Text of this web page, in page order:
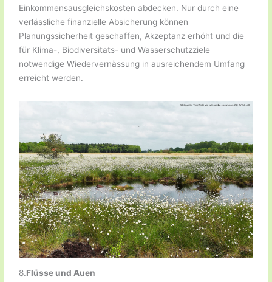
Einkommensausgleichskosten abdecken. Nur durch eine
verlässliche finanzielle Absicherung können
Planungssicherheit geschaffen, Akzeptanz erhöht und die
für Klima-, Biodiversitäts- und Wasserschutzziele
notwendige Wiedervernässung in ausreichendem Umfang
erreicht werden.
8.Flüsse und Auen